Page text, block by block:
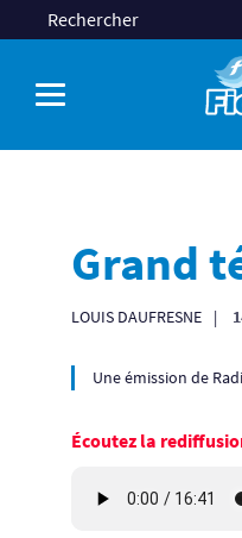
Grand
LOUIS DAUFRESNE
Une émission de
Écoutez la